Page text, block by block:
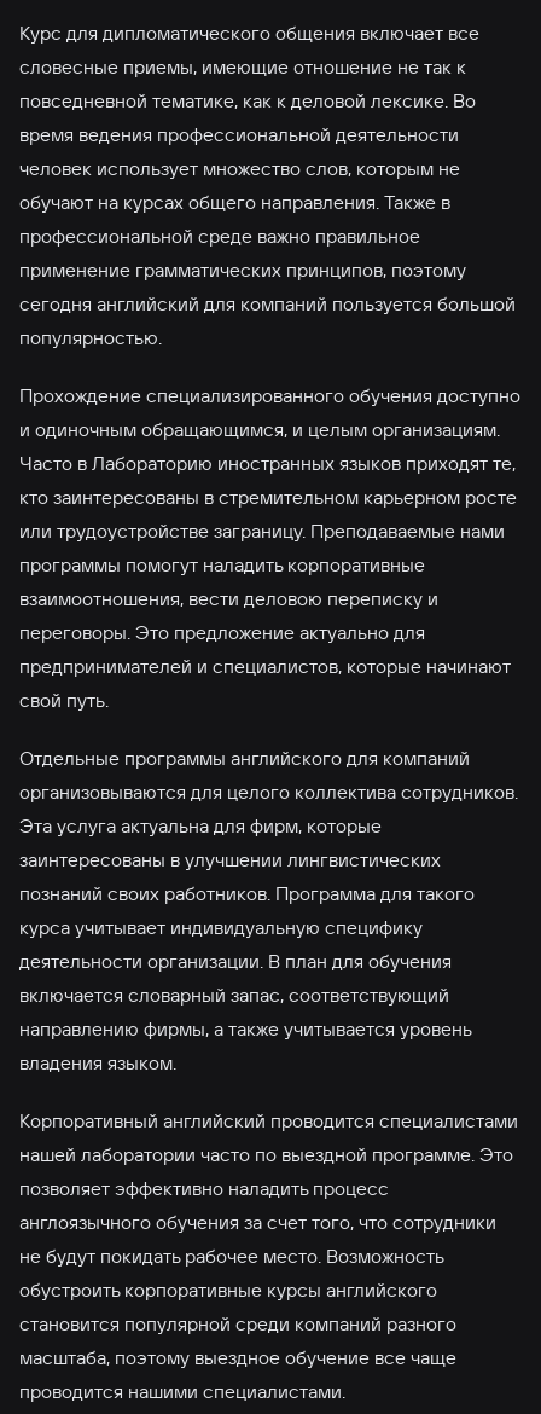
Курс для дипломатического общения включает все
словесные приемы, имеющие отношение не так к
повседневной тематике, как к деловой лексике. Во
время ведения профессиональной деятельности
человек использует множество слов, которым не
обучают на курсах общего направления. Также в
профессиональной среде важно правильное
применение грамматических принципов, поэтому
сегодня английский для компаний пользуется большой
популярностью.
Прохождение специализированного обучения доступно
и одиночным обращающимся, и целым организациям.
Часто в Лабораторию иностранных языков приходят те,
кто заинтересованы в стремительном карьерном росте
или трудоустройстве заграницу. Преподаваемые нами
программы помогут наладить корпоративные
взаимоотношения, вести деловою переписку и
переговоры. Это предложение актуально для
предпринимателей и специалистов, которые начинают
свой путь.
Отдельные программы английского для компаний
организовываются для целого коллектива сотрудников.
Эта услуга актуальна для фирм, которые
заинтересованы в улучшении лингвистических
познаний своих работников. Программа для такого
курса учитывает индивидуальную специфику
деятельности организации. В план для обучения
включается словарный запас, соответствующий
направлению фирмы, а также учитывается уровень
владения языком.
Корпоративный английский проводится специалистами
нашей лаборатории часто по выездной программе. Это
позволяет эффективно наладить процесс
англоязычного обучения за счет того, что сотрудники
не будут покидать рабочее место. Возможность
обустроить корпоративные курсы английского
становится популярной среди компаний разного
масштаба, поэтому выездное обучение все чаще
проводится нашими специалистами.